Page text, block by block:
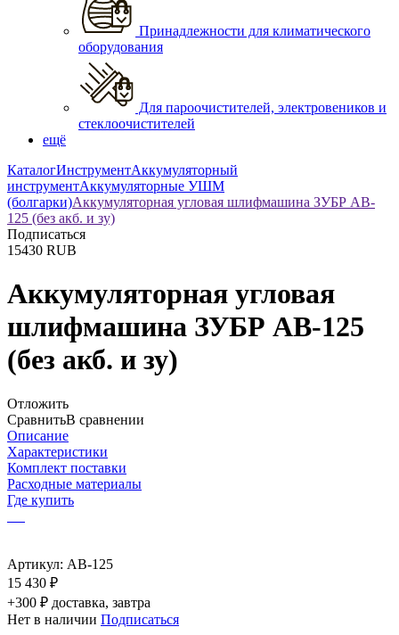
Принадлежности для климатического
оборудования
Для пароочистителей, электровеников и
стеклоочистителей
ещё
КаталогИнструментАккумуляторный
инструментАккумуляторные УШМ
(болгарки)Аккумуляторная угловая шлифмашина ЗУБР AB-
125 (без акб. и зу)
Подписаться
15430 RUB
Аккумуляторная угловая
шлифмашина ЗУБР AB-125
(без акб. и зу)
Отложить
СравнитьВ сравнении
Описание
Характеристики
Комплект поставки
Расходные материалы
Где купить
Артикул: AB-125
15 430 ₽
+300 ₽ доставка, завтра
Нет в наличии Подписаться